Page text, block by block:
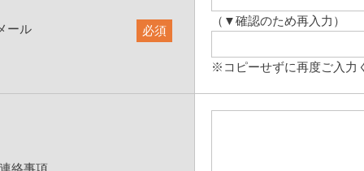
必須
ール
（▼確認のため再入力）
※コピーせずに再度ご入力
絡事項